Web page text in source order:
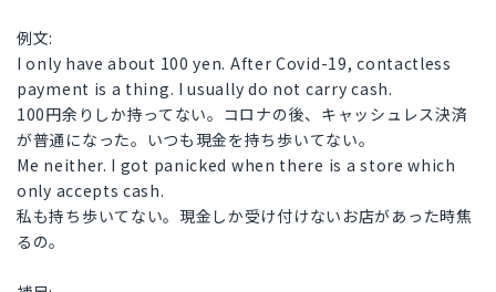
例文:
I only have about 100 yen. After Covid-19, contactless
payment is a thing. I usually do not carry cash.
100円余りしか持ってない。コロナの後、キャッシュレス決済
が普通になった。いつも現金を持ち歩いてない。
Me neither. I got panicked when there is a store which
only accepts cash.
私も持ち歩いてない。現金しか受け付けないお店があった時焦
るの。